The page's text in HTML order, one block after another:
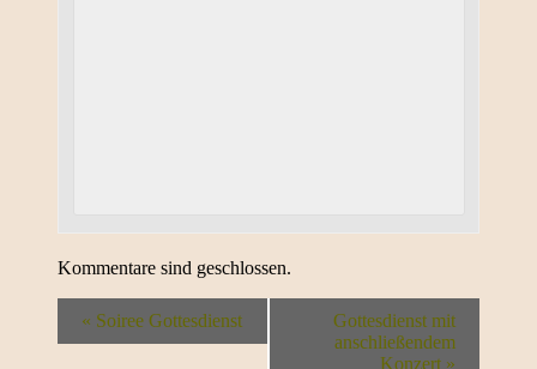
Kommentare sind geschlossen.
« Soiree Gottesdienst
Gottesdienst mit
anschließendem
Konzert »